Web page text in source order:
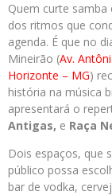
Quem curte
dos ritmos que
agenda. É que no
Mineirão (Av.
Horizonte – MG)
história na música
apresentará o
Antigas, e Raça
Dois espaços, que
público possa
bar de vodka,